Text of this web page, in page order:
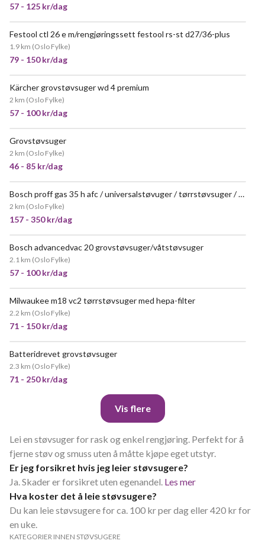
57 - 125 kr/dag
Festool ctl 26 e m/rengjøringssett festool rs-st d27/36-plus
1.9 km (Oslo Fylke)
79 - 150 kr/dag
Kärcher grovstøvsuger wd 4 premium
2 km (Oslo Fylke)
57 - 100 kr/dag
Grovstøvsuger
2 km (Oslo Fylke)
46 - 85 kr/dag
Bosch proff gas 35 h afc / universalstøvuger / tørrstøvsuger / våtstøvsuger
2 km (Oslo Fylke)
157 - 350 kr/dag
Bosch advancedvac 20 grovstøvsuger/våtstøvsuger
2.1 km (Oslo Fylke)
57 - 100 kr/dag
POPULÆR
Milwaukee m18 vc2 tørrstøvsuger med hepa-filter
2.2 km (Oslo Fylke)
71 - 150 kr/dag
Batteridrevet grovstøvsuger
2.3 km (Oslo Fylke)
71 - 250 kr/dag
Vis flere
Lei en støvsuger for rask og enkel rengjøring. Perfekt for å
fjerne støv og smuss uten å måtte kjøpe eget utstyr.
Er jeg forsikret hvis jeg leier støvsugere?
Ja. Skader er forsikret uten egenandel. Les mer
Hva koster det å leie støvsugere?
Du kan leie støvsugere for ca. 100 kr per dag eller 420 kr for
en uke.
KATEGORIER INNEN STØVSUGERE